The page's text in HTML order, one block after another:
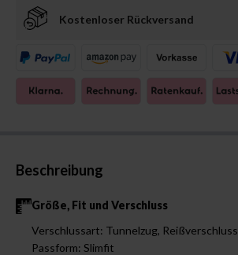
Kostenloser Rückversand
Beschreibung
Größe, Fit und Verschluss
Verschlussart: Tunnelzug, Reißverschluss
Passform: Slimfit